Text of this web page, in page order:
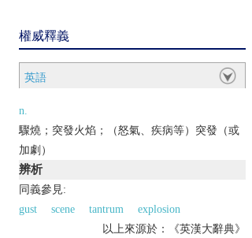
權威釋義
英語
n.
驟燒；突發火焰；（怒氣、疾病等）突發（或
加劇）
辨析
同義參見:
gust
scene tantrum
explosion
以上來源於：《英漢大辭典》